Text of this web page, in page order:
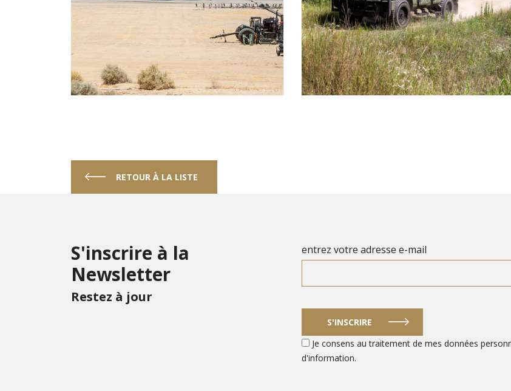
RETOUR À LA LISTE
S'inscrire à la
Newsletter
Restez à jour
entrez votre adresse e-mail
S'INSCRIRE
Je consens au traitement de mes données
d'information.